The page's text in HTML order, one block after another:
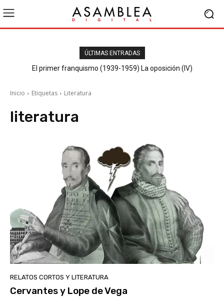
ÚLTIMAS ENTRADAS
El primer franquismo (1939-1959) La oposición (IV)
Inicio Etiquetas Literatura
literatura
RELATOS CORTOS Y LITERATURA
Cervantes y Lope de Vega